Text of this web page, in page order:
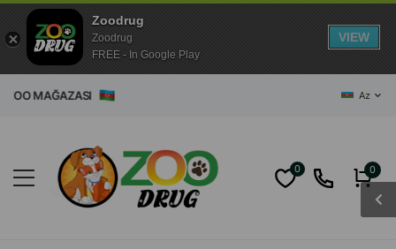
ZOO MAĞAZASI Az
0 0
Zoodrug
Zoodrug
FREE - In Google Play
VIEW